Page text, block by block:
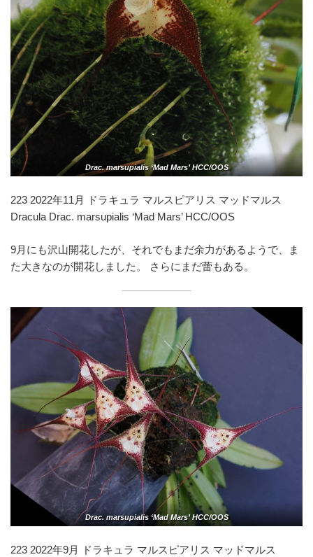
Drac. marsupialis ‘Mad Mars’ HCC/OOS
223 2022年11月 ドラキュラ マルスピアリス マッドマルス
Dracula Drac. marsupialis ‘Mad Mars’ HCC/OOS
9月にも沢山開花したが、それでもまだ余力があるようで、ま
た大きなのが開花しました。 さらにまだ蕾もある。
Drac. marsupialis ‘Mad Mars’ HCC/OOS
223 2022年9月 ドラキュラ マルスピアリス マッドマルス